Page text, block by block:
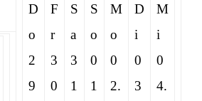
D
o
2
9
F
r
3
0
S
a
3
1
S
o
0
1
M
o
0
2.
D
i
0
3
M
i
0
4.